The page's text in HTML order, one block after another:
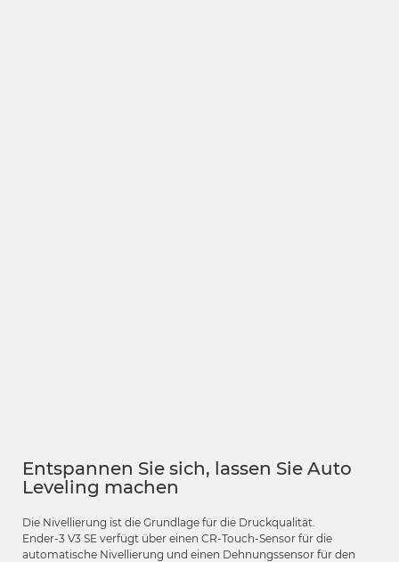
Entspannen Sie sich, lassen Sie Auto
Leveling machen
Die Nivellierung ist die Grundlage für die Druckqualität.
Ender-3 V3 SE verfügt über einen CR-Touch-Sensor für die
automatische Nivellierung und einen Dehnungssensor für den